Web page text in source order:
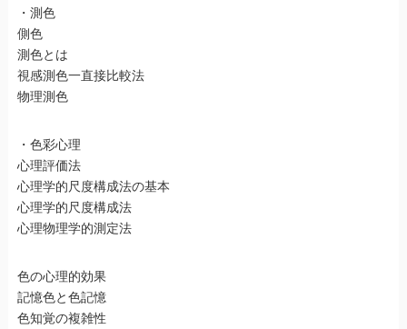
・測色
側色
測色とは
視感測色一直接比較法
物理測色
・色彩心理
心理評価法
心理学的尺度構成法の基本
心理学的尺度構成法
心理物理学的測定法
色の心理的効果
記憶色と色記憶
色知覚の複雑性